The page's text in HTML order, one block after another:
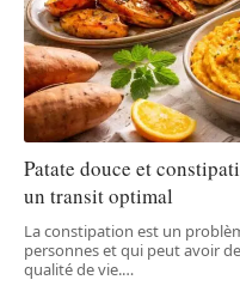
Patate douce et
un transit optimal
La constipation est un
personnes et qui peut avoir
qualité de vie.…